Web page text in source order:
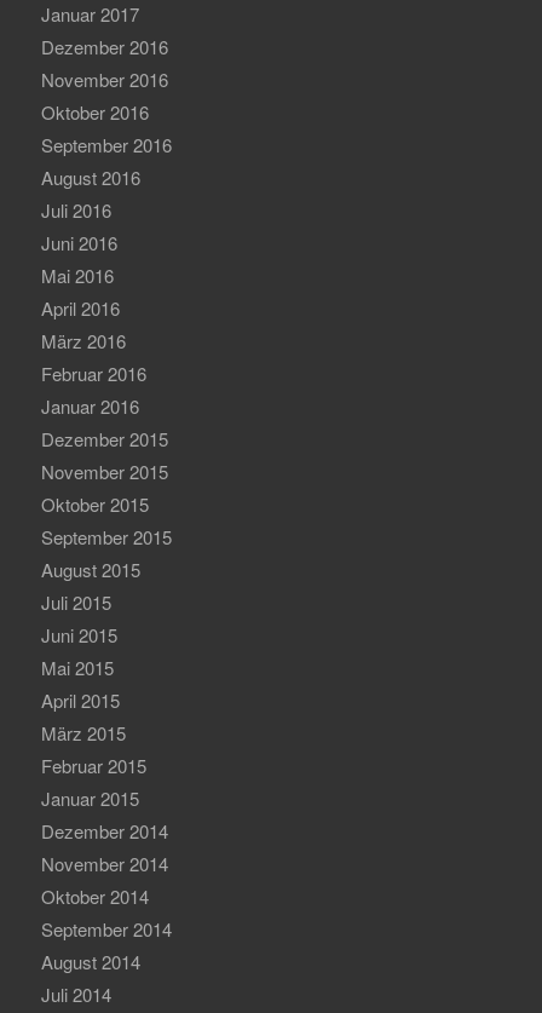
Januar 2017
Dezember 2016
November 2016
Oktober 2016
September 2016
August 2016
Juli 2016
Juni 2016
Mai 2016
April 2016
März 2016
Februar 2016
Januar 2016
Dezember 2015
November 2015
Oktober 2015
September 2015
August 2015
Juli 2015
Juni 2015
Mai 2015
April 2015
März 2015
Februar 2015
Januar 2015
Dezember 2014
November 2014
Oktober 2014
September 2014
August 2014
Juli 2014